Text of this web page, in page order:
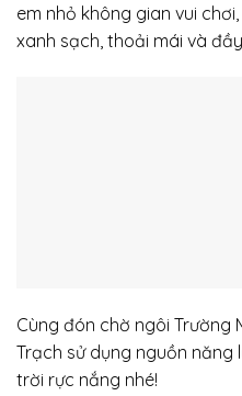
em nhỏ không gian vui
xanh sạch, thoải mái và
Cùng đón chờ ngôi Trường
Trạch sử dụng nguồn
trời rực nắng nhé!